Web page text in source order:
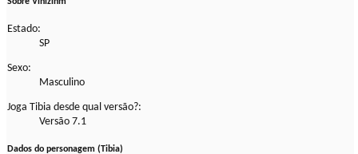
Estado:
SP
Sexo:
Masculino
Joga Tibia desde qual versão?:
Versão 7.1
Dados do personagem (Tibia)